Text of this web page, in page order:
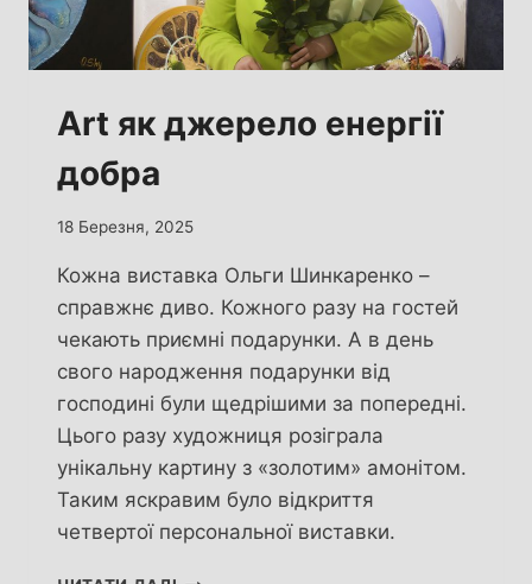
Art як джерело енергії
добра
18 Березня, 2025
Кожна виставка Ольги Шинкаренко –
справжнє диво. Кожного разу на гостей
чекають приємні подарунки. А в день
свого народження подарунки від
господині були щедрішими за попередні.
Цього разу художниця розіграла
унікальну картину з «золотим» амонітом.
Таким яскравим було відкриття
четвертої персональної виставки.
ART